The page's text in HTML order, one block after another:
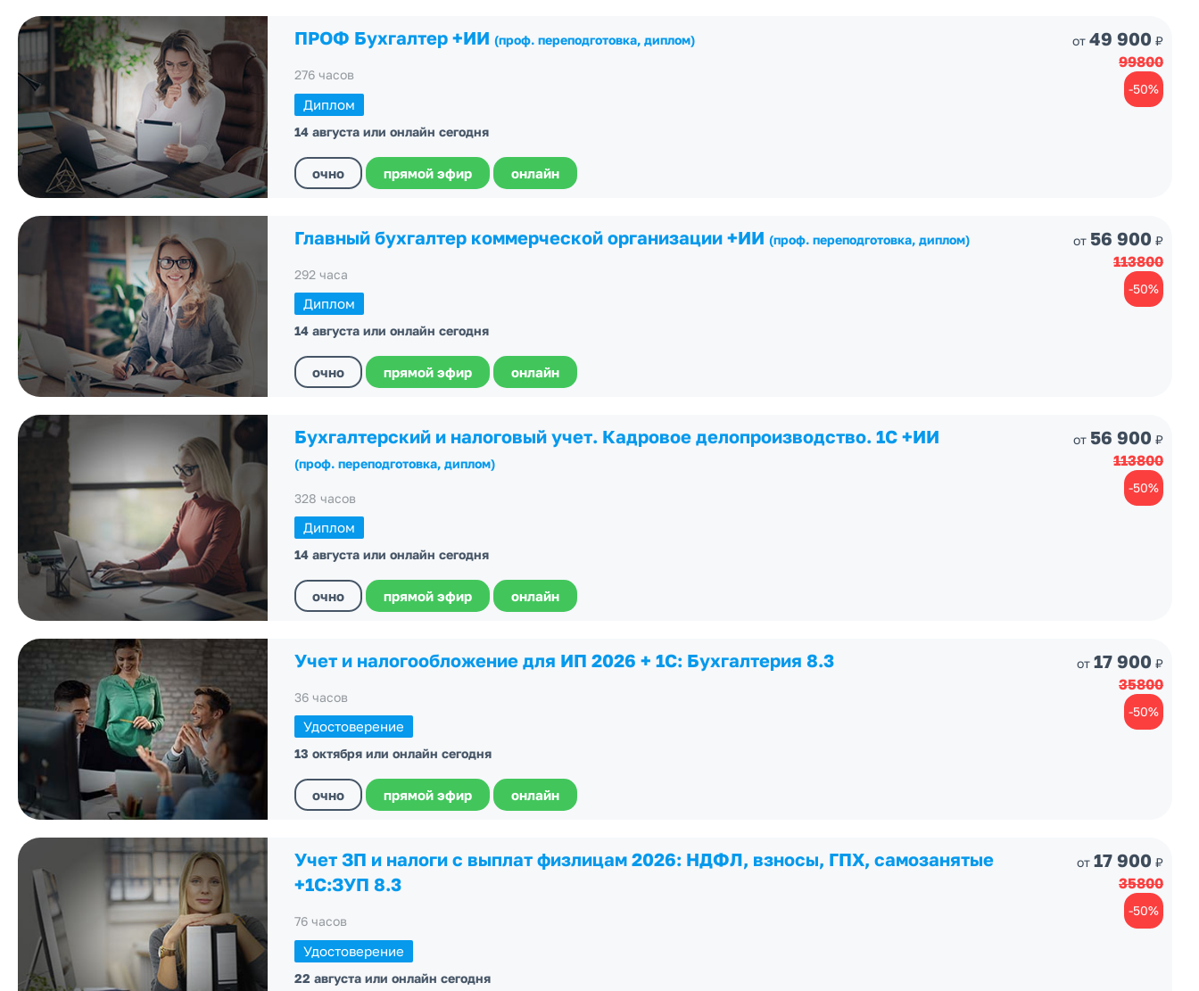
ПРОФ Бухгалтер +ИИ (проф. переподготовка, диплом)
276 часов
Диплом
14 августа или онлайн сегодня
от 49 900 ₽
99800
-50%
очно прямой эфир онлайн
Главный бухгалтер коммерческой организации +ИИ (проф. переподготовка, диплом)
292 часа
Диплом
14 августа или онлайн сегодня
от 56 900 ₽
113800
-50%
очно прямой эфир онлайн
Бухгалтерский и налоговый учет. Кадровое делопроизводство. 1С +ИИ
(проф. переподготовка, диплом)
328 часов
Диплом
14 августа или онлайн сегодня
от 56 900 ₽
113800
-50%
очно прямой эфир онлайн
Учет и налогообложение для ИП 2026 + 1С: Бухгалтерия 8.3
36 часов
Удостоверение
13 октября или онлайн сегодня
от 17 900 ₽
35800
-50%
очно прямой эфир онлайн
Учет ЗП и налоги с выплат физлицам 2026: НДФЛ, взносы, ГПХ, самозанятые
+1С:ЗУП 8.3
76 часов
Удостоверение
22 августа или онлайн сегодня
от 17 900 ₽
35800
-50%